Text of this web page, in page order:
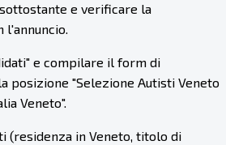
e verificare la
l'annuncio.
e compilare il form di
posizione "Selezione Autisti Veneto
Veneto".
(residenza in Veneto, titolo di